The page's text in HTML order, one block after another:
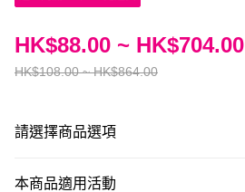
HK$108.00 ~ HK$864.00
HK$88.00 ~ HK$704.00
請選擇商品選項
本商品適用活動